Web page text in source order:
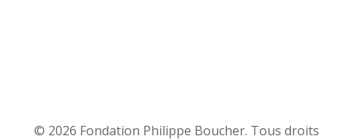
© 2026 Fondation Philippe Boucher. Tous droits